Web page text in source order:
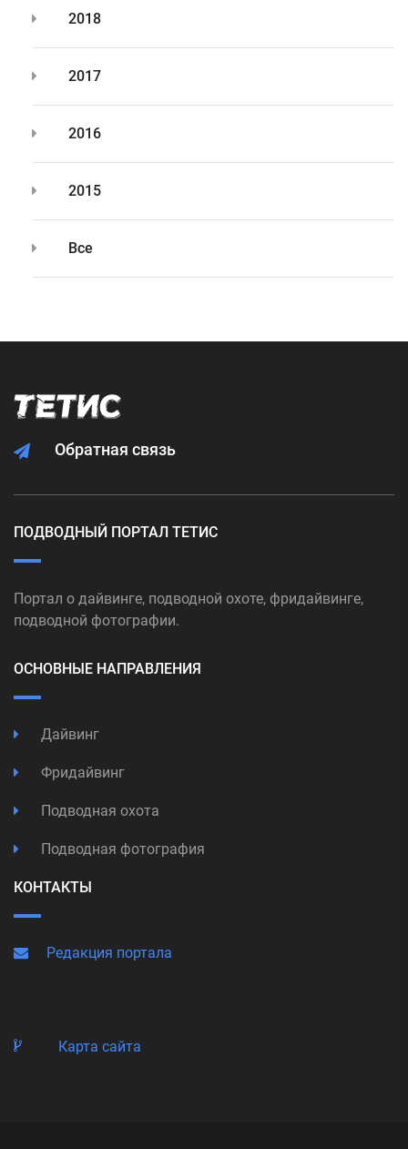
2018
2017
2016
2015
Все
Обратная связь
ПОДВОДНЫЙ ПОРТАЛ ТЕТИС
Портал о дайвинге, подводной охоте, фридайвинге,
подводной фотографии.
ОСНОВНЫЕ НАПРАВЛЕНИЯ
Дайвинг
Фридайвинг
Подводная охота
Подводная фотография
КОНТАКТЫ
Редакция портала
Карта сайта